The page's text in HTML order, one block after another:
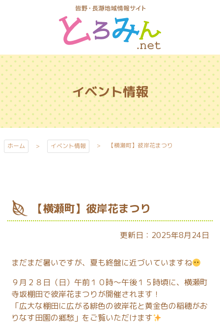
ツ
本
文
へ
ス
キ
ッ
とろみんネッ
ト
イベント情報
ホーム イベント情報 【横瀬町】彼岸花まつり
【横瀬町】彼岸花まつり
更新日：2025年8月24日
まだまだ暑いですが、夏も終盤に近づいていますね
９月２８日（日）午前１０時～午後１５時頃に、横瀬町
寺坂棚田で彼岸花まつりが開催されます！
「広大な棚田に広がる緋色の彼岸花と黄金色の稲穂がお
りなす田園の郷愁」をご覧いただけます